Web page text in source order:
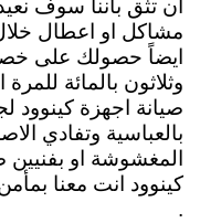
ان تثق باننا سوف
وثلاثون بالمائة
صيانة اجهزة كينوود
بالعباسية وتفادي
المغشوشة او
كينوود انت معنا
.